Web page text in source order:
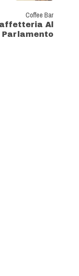
Coffee Bar
Al
Parlamento